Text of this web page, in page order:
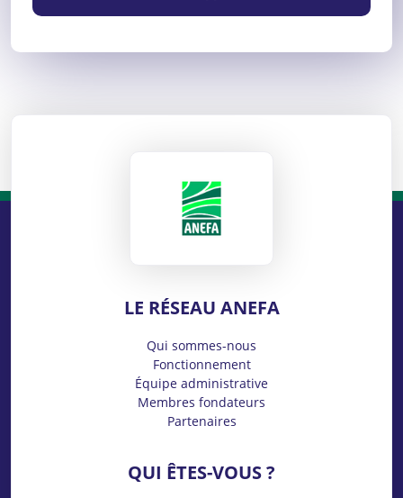
LE RÉSEAU ANEFA
Qui sommes-nous
Fonctionnement
Équipe administrative
Membres fondateurs
Partenaires
QUI ÊTES-VOUS ?